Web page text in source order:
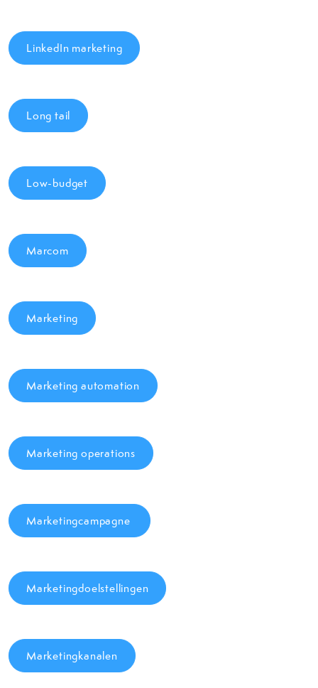
LinkedIn marketing
Long tail
Low-budget
Marcom
Marketing
Marketing automation
Marketing operations
Marketingcampagne
Marketingdoelstellingen
Marketingkanalen